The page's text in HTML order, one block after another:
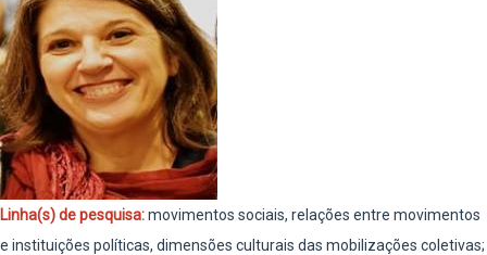
Linha(s) de pesquisa:movimentos sociais, relações entre movimentos
e instituições políticas, dimensões culturais das mobilizações coletivas;